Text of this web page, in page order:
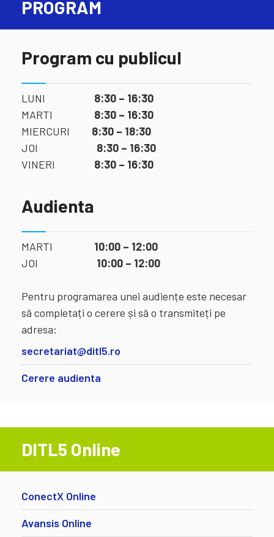
PROGRAM
Program cu publicul
LUNI 8:30 – 16:30
MARTI 8:30 – 16:30
MIERCURI 8:30 – 18:30
JOI 8:30 – 16:30
VINERI 8:30 – 16:30
Audienta
MARTI 10:00 – 12:00
JOI 10:00 – 12:00
Pentru programarea unei audiențe este necesar
să completați o cerere și să o transmiteți pe
adresa:
secretariat@ditl5.ro
Cerere audienta
DITL5 Online
ConectX Online
Avansis Online